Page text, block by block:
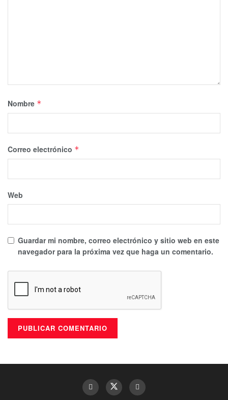
Nombre *
Correo electrónico *
Web
Guardar mi nombre, correo electrónico y sitio web en este
navegador para la próxima vez que haga un comentario.